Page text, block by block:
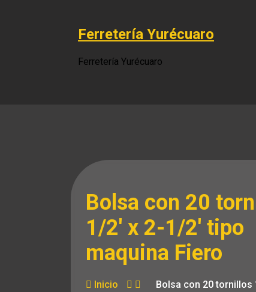
Ferretería Yurécuaro
Ferretería Yurécuaro
Bolsa con 20
1/2′ x 2-1/2′ tipo
maquina Fiero
Inicio
Bolsa con 20 tornillos